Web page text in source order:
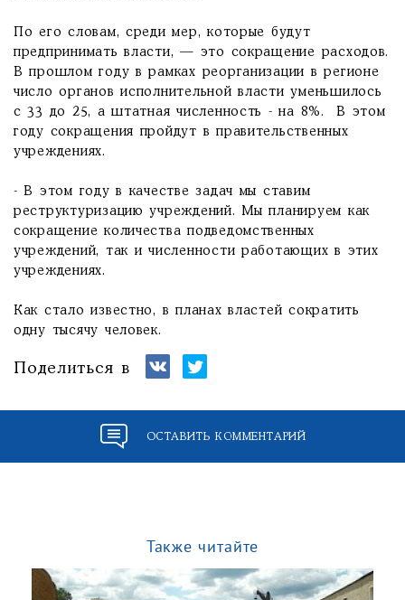
По его словам, среди мер, которые будут
предпринимать власти, — это сокращение расходов.
В прошлом году в рамках реорганизации в регионе
число органов исполнительной власти уменьшилось
с 33 до 25, а штатная численность - на 8%. В этом
году сокращения пройдут в правительственных
учреждениях.
- В этом году в качестве задач мы ставим
реструктуризацию учреждений. Мы планируем как
сокращение количества подведомственных
учреждений, так и численности работающих в этих
учреждениях.
Как стало известно, в планах властей сократить
одну тысячу человек.
Поделиться в
ОСТАВИТЬ КОММЕНТАРИЙ
Также читайте